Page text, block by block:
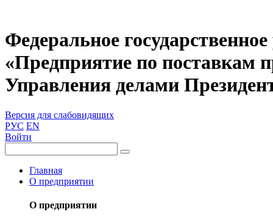
Федеральное
«Предприятие по поставкам
Управления делами
Версия для слабовидящих
РУС EN
Войти
Главная
О предприятии
О предприятии